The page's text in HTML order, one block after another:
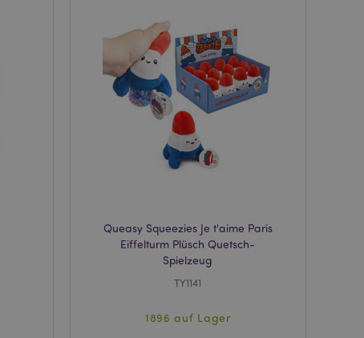
Queasy Squeezies Je t'aime Paris
Eiffelturm Plüsch Quetsch-
Spielzeug
TY1141
1896 auf Lager